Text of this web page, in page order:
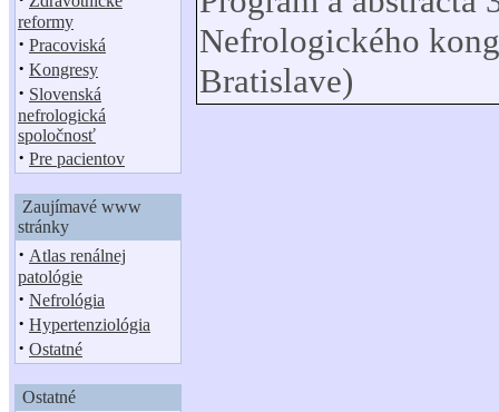
reformy
· Pracoviská
· Kongresy
· Slovenská
nefrologická
spoločnosť
· Pre pacientov
Zaujímavé www
stránky
· Atlas renálnej
patológie
· Nefrológia
· Hypertenziológia
· Ostatné
Ostatné
Nefrologického
Bratislave)